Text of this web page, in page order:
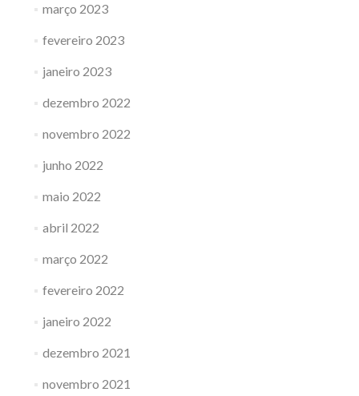
março 2023
fevereiro 2023
janeiro 2023
dezembro 2022
novembro 2022
junho 2022
maio 2022
abril 2022
março 2022
fevereiro 2022
janeiro 2022
dezembro 2021
novembro 2021